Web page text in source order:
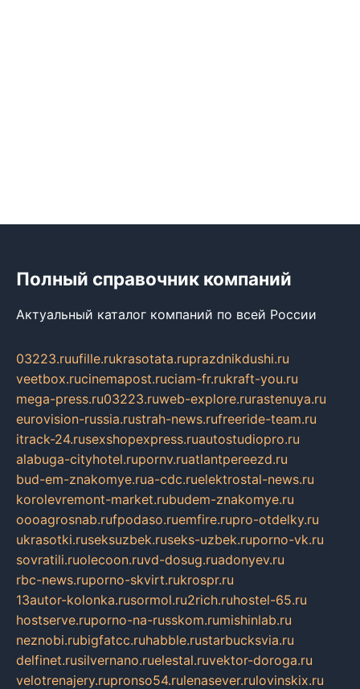
Полный справочник компаний
Актуальный каталог компаний по всей России
03223.ruufille.rukrasotata.ruprazdnikdushi.ru
veetbox.rucinemapost.ruciam-fr.rukraft-you.ru
mega-press.ru03223.ruweb-explore.rurastenuya.ru
eurovision-russia.rustrah-news.rufreeride-team.ru
itrack-24.rusexshopexpress.ruautostudiopro.ru
alabuga-cityhotel.rupornv.ruatlantpereezd.ru
bud-em-znakomye.rua-cdc.ruelektrostal-news.ru
korolevremont-market.rubudem-znakomye.ru
oooagrosnab.rufpodaso.ruemfire.rupro-otdelky.ru
ukrasotki.ruseksuzbek.ruseks-uzbek.ruporno-vk.ru
sovratili.ruolecoon.ruvd-dosug.ruadonyev.ru
rbc-news.ruporno-skvirt.rukrospr.ru
13autor-kolonka.rusormol.ru2rich.ruhostel-65.ru
hostserve.ruporno-na-russkom.rumishinlab.ru
neznobi.rubigfatcc.ruhabble.rustarbucksvia.ru
delfinet.rusilvernano.ruelestal.ruvektor-doroga.ru
velotrenajery.rupronso54.rulenasever.rulovinskix.ru